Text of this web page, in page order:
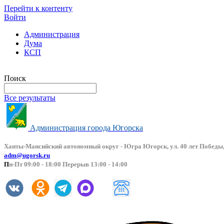
Перейти к контенту
Войти
Администрация
Дума
КСП
Поиск
Все результаты
Администрация города Югорска
Ханты-Мансийский автономный округ - Югра Югорск, ул. 40 лет
adm@ugorsk.ru
Пн-Пт 09:00 - 18:00 Перерыв 13:00 - 14:00